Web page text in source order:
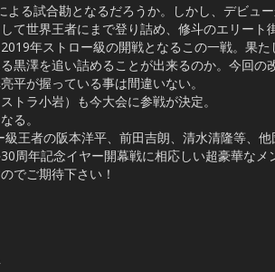
る試合勘となるだろうか。しかし、デビュ
て世界王者にまで登り詰め、修斗のエリート
年ストロー級の開戦となるこの一戦。果た
黒澤を追い詰めることが出来るのか。今回の
平が握っている事は間違いない。
ラ小岩）も今大会に参戦が決定。
る。
王者の阪本洋平、前田吉朗、清水清隆等、他
周年記念イヤー開幕戦に相応しい超豪華なメ
でご期待下さい！